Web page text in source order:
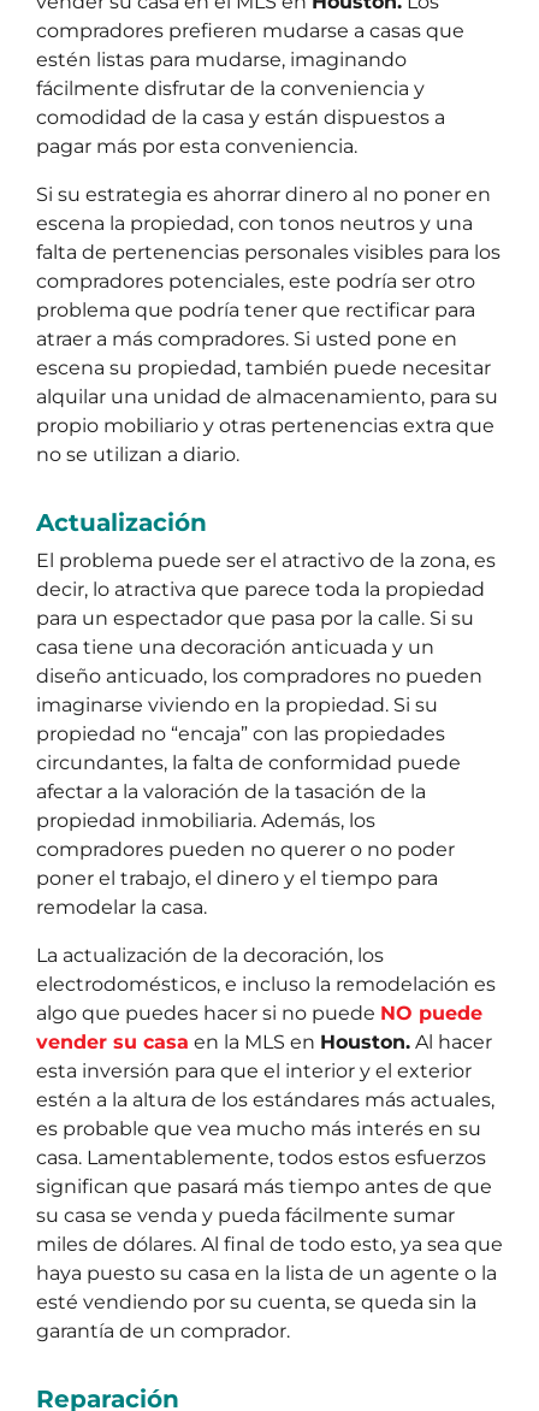
compradores prefieren mudarse a casas que
estén listas para mudarse, imaginando
fácilmente disfrutar de la conveniencia y
comodidad de la casa y están dispuestos a
pagar más por esta conveniencia.
Si su estrategia es ahorrar dinero al no poner en
escena la propiedad, con tonos neutros y una
falta de pertenencias personales visibles para los
compradores potenciales, este podría ser otro
problema que podría tener que rectificar para
atraer a más compradores. Si usted pone en
escena su propiedad, también puede necesitar
alquilar una unidad de almacenamiento, para su
propio mobiliario y otras pertenencias extra que
no se utilizan a diario.
Actualización
El problema puede ser el atractivo de la zona, es
decir, lo atractiva que parece toda la propiedad
para un espectador que pasa por la calle. Si su
casa tiene una decoración anticuada y un
diseño anticuado, los compradores no pueden
imaginarse viviendo en la propiedad. Si su
propiedad no “encaja” con las propiedades
circundantes, la falta de conformidad puede
afectar a la valoración de la tasación de la
propiedad inmobiliaria. Además, los
compradores pueden no querer o no poder
poner el trabajo, el dinero y el tiempo para
remodelar la casa.
La actualización de la decoración, los
electrodomésticos, e incluso la remodelación es
algo que puedes hacer si no puede NO puede
vender su casa en la MLS en Houston. Al hacer
esta inversión para que el interior y el exterior
estén a la altura de los estándares más actuales,
es probable que vea mucho más interés en su
casa. Lamentablemente, todos estos esfuerzos
significan que pasará más tiempo antes de que
su casa se venda y pueda fácilmente sumar
miles de dólares. Al final de todo esto, ya sea que
haya puesto su casa en la lista de un agente o la
esté vendiendo por su cuenta, se queda sin la
garantía de un comprador.
Reparación